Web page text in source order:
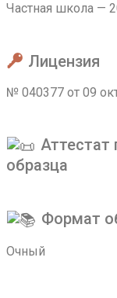
Частная школа —
Лицензия
№ 040377 от 09
Аттестат
образца
Формат
Очный